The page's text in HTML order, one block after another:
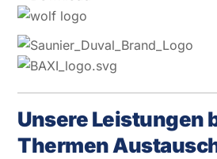
Unsere Leistungen
Thermen